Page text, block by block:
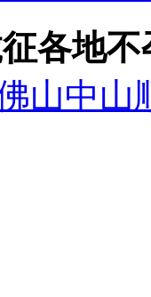
各地
山中山